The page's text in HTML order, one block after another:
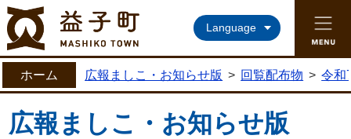
益子町ホームページ
Language
ホーム 広報ましこ・お知らせ版 > 回覧配布物 > 令和
広報ましこ・お知らせ版